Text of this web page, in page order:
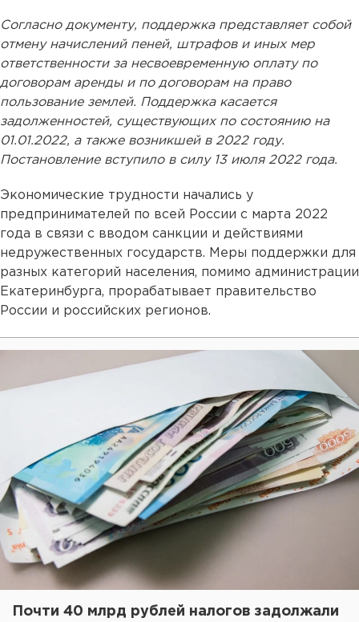
Согласно документу, поддержка представляет собой
отмену начислений пеней, штрафов и иных мер
ответственности за несвоевременную оплату по
договорам аренды и по договорам на право
пользование землей. Поддержка касается
задолженностей, существующих по состоянию на
01.01.2022, а также возникшей в 2022 году.
Постановление вступило в силу 13 июля 2022 года.
Экономические трудности начались у
предпринимателей по всей России с марта 2022
года в связи с вводом санкции и действиями
недружественных государств. Меры поддержки для
разных категорий населения, помимо администрации
Екатеринбурга, прорабатывает правительство
России и российских регионов.
Почти 40 млрд рублей налогов задолжали